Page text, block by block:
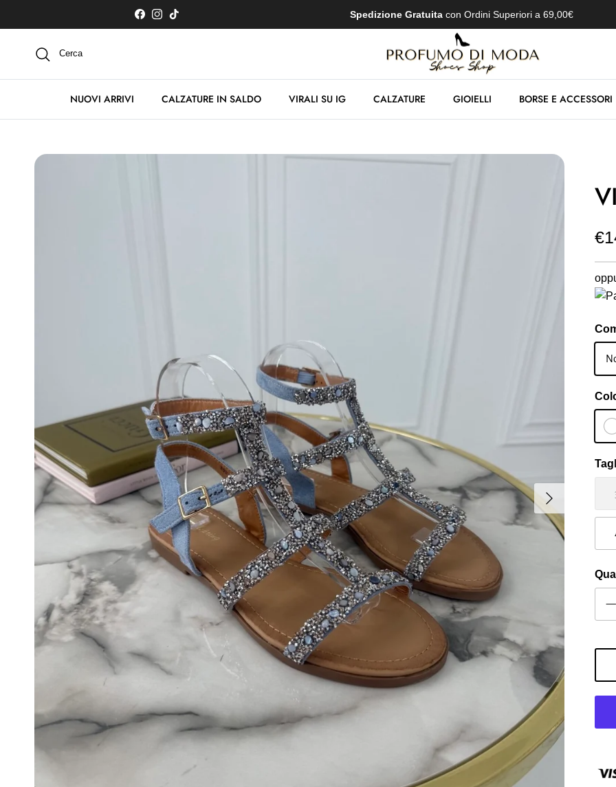
Facebook
Instagram
TikTok Spedizione Gratuitacon Ordini Superiori a 69,00€
Cerca
NUOVI ARRIVI CALZATURE IN SALDO VIRALI SU IG CALZATURE GIOIELLI BORSE E ACCESSORI
Avanti